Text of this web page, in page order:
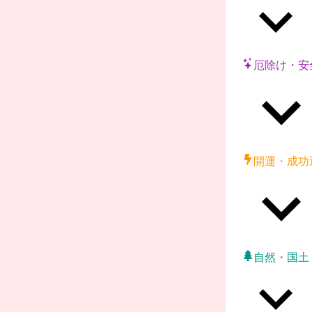
厄除け・安
開運・成功
自然・国土